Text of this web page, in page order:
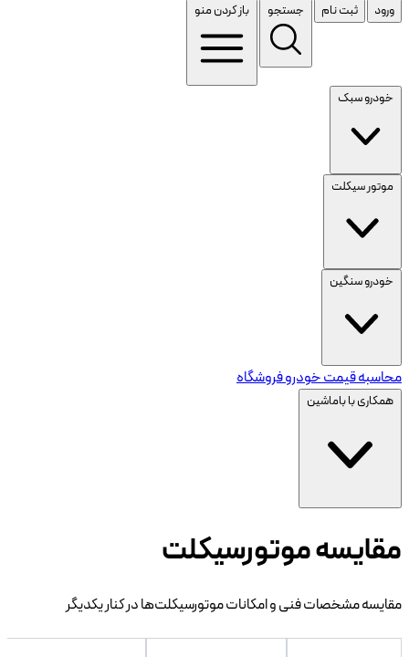
ورود ثبت نام جستجو باز کردن منو
خودرو سبک
موتور سیکلت
خودرو سنگین
محاسبه قیمت خودروفروشگاه
همکاری با باماشین
مقایسه موتورسیکلت
مقایسه مشخصات فنی و امکانات موتورسیکلت‌ها در کنار یکدیگر